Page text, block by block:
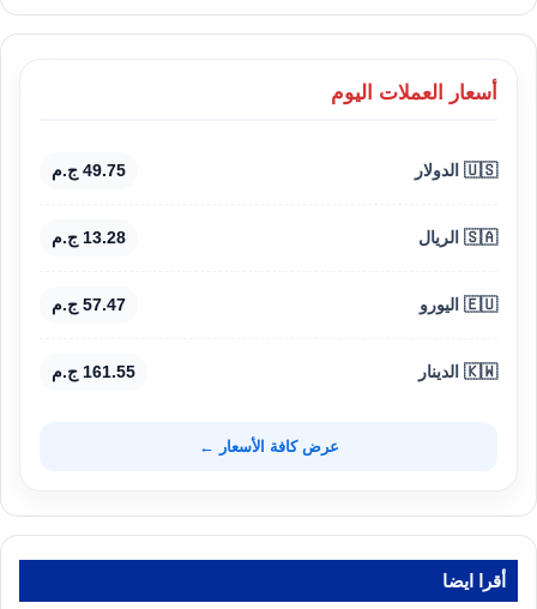
أسعار العملات اليوم
🇺🇸 الدولار 49.75 ج.م
🇸🇦 الريال 13.28 ج.م
🇪🇺 اليورو 57.47 ج.م
🇰🇼 الدينار 161.55 ج.م
عرض كافة الأسعار ←
أقرا ايضا